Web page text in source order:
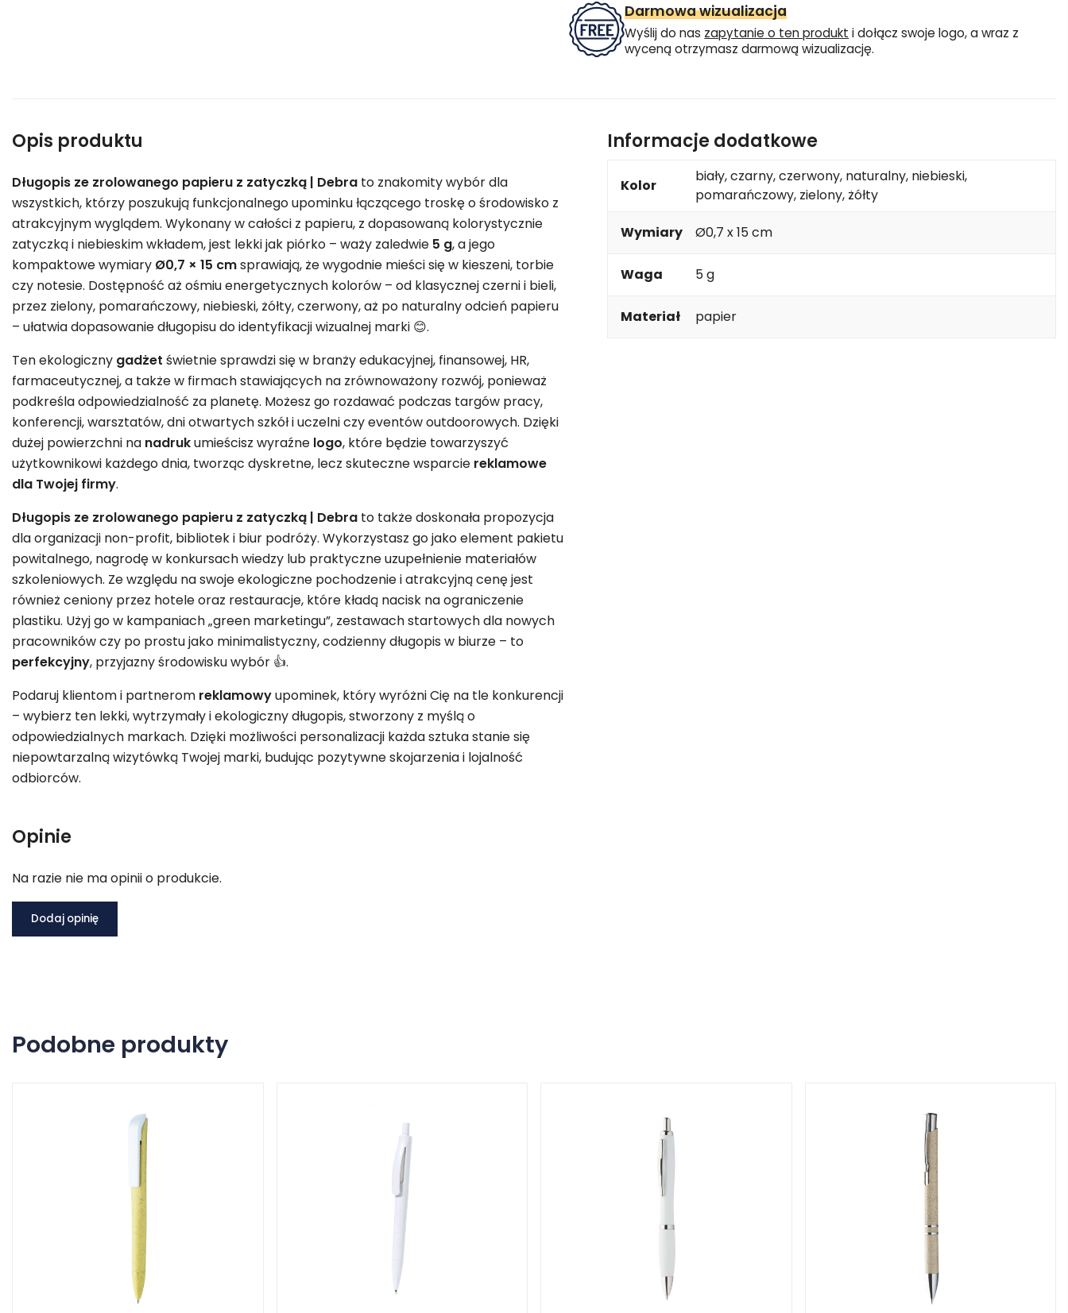
Darmowa wizualizacja
Wyślij do nas zapytanie o ten produkt i dołącz swoje logo, a wraz z
wyceną otrzymasz darmową wizualizację.
Opis produktu
Długopis ze zrolowanego papieru z zatyczką | Debra to znakomity wybór dla
wszystkich, którzy poszukują funkcjonalnego upominku łączącego troskę o środowisko z
atrakcyjnym wyglądem. Wykonany w całości z papieru, z dopasowaną kolorystycznie
zatyczką i niebieskim wkładem, jest lekki jak piórko – waży zaledwie 5 g, a jego
kompaktowe wymiary Ø0,7 × 15 cmsprawiają, że wygodnie mieści się w kieszeni, torbie
czy notesie. Dostępność aż ośmiu energetycznych kolorów – od klasycznej czerni i bieli,
przez zielony, pomarańczowy, niebieski, żółty, czerwony, aż po naturalny odcień papieru
– ułatwia dopasowanie długopisu do identyfikacji wizualnej marki 😊.
Ten ekologiczny gadżet świetnie sprawdzi się w branży edukacyjnej, finansowej, HR,
farmaceutycznej, a także w firmach stawiających na zrównoważony rozwój, ponieważ
podkreśla odpowiedzialność za planetę. Możesz go rozdawać podczas targów pracy,
konferencji, warsztatów, dni otwartych szkół i uczelni czy eventów outdoorowych. Dzięki
dużej powierzchni na nadrukumieścisz wyraźne logo, które będzie towarzyszyć
użytkownikowi każdego dnia, tworząc dyskretne, lecz skuteczne wsparcie reklamowe
dla Twojej firmy.
Długopis ze zrolowanego papieru z zatyczką | Debra to także doskonała propozycja
dla organizacji non-profit, bibliotek i biur podróży. Wykorzystasz go jako element pakietu
powitalnego, nagrodę w konkursach wiedzy lub praktyczne uzupełnienie materiałów
szkoleniowych. Ze względu na swoje ekologiczne pochodzenie i atrakcyjną cenę jest
również ceniony przez hotele oraz restauracje, które kładą nacisk na ograniczenie
plastiku. Użyj go w kampaniach „green marketingu”, zestawach startowych dla nowych
pracowników czy po prostu jako minimalistyczny, codzienny długopis w biurze – to
perfekcyjny, przyjazny środowisku wybór 👍.
Podaruj klientom i partnerom reklamowyupominek, który wyróżni Cię na tle konkurencji
– wybierz ten lekki, wytrzymały i ekologiczny długopis, stworzony z myślą o
odpowiedzialnych markach. Dzięki możliwości personalizacji każda sztuka stanie się
niepowtarzalną wizytówką Twojej marki, budując pozytywne skojarzenia i lojalność
odbiorców.
Informacje dodatkowe
Kolor
biały, czarny, czerwony, naturalny, niebieski,
pomarańczowy, zielony, żółty
Wymiary Ø0,7 x 15 cm
Waga 5 g
Materiał papier
Opinie
Na razie nie ma opinii o produkcie.
Dodaj opinię
Podobne produkty